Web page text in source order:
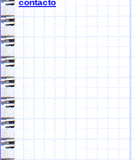
contacto